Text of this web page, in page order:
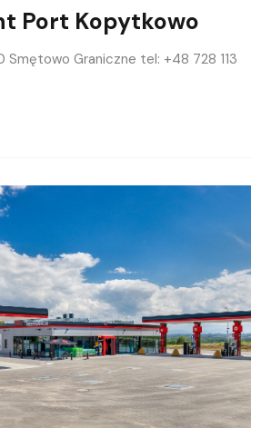
Port Kopytkowo
Graniczne tel: +48 728 113